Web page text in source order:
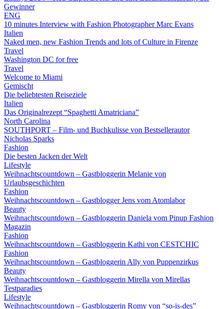
Gewinner
ENG
10 minutes Interview with Fashion Photographer Marc Evans
Italien
Naked men, new Fashion Trends and lots of Culture in Firenze
Travel
Washington DC for free
Travel
Welcome to Miami
Gemischt
Die beliebtesten Reiseziele
Italien
Das Originalrezept “Spaghetti Amatriciana”
North Carolina
SOUTHPORT – Film- und Buchkulisse von Bestsellerautor
Nicholas Sparks
Fashion
Die besten Jacken der Welt
Lifestyle
Weihnachtscountdown – Gastbloggerin Melanie von
Urlaubsgeschichten
Fashion
Weihnachtscountdown – Gastblogger Jens vom Atomlabor
Beauty
Weihnachtscountdown – Gastbloggerin Daniela vom Pinup Fashion
Magazin
Fashion
Weihnachtscountdown – Gastbloggerin Kathi von CESTCHIC
Fashion
Weihnachtscountdown – Gastbloggerin Ally von Puppenzirkus
Beauty
Weihnachtscountdown – Gastbloggerin Mirella von Mirellas
Testparadies
Lifestyle
Weihnachtscountdown – Gastbloggerin Romy von “so-is-des”